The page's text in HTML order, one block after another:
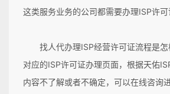
这类服务业务的公司都需要办理ISP许可
找人代办理ISP经营许可证流程是怎
对应的ISP许可证办理页面，根据天佑
内容不了解或者不确定，可以在线咨询